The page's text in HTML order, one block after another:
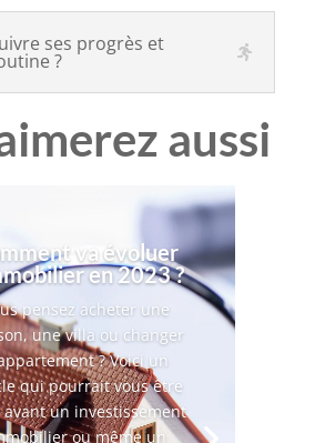
ses progrès et
?
aussi
va évoluer
en 2023 ?
pensez acheter une
une villa ou changer
? Voici un
qui pourrait vous être
un investissement
ou même un